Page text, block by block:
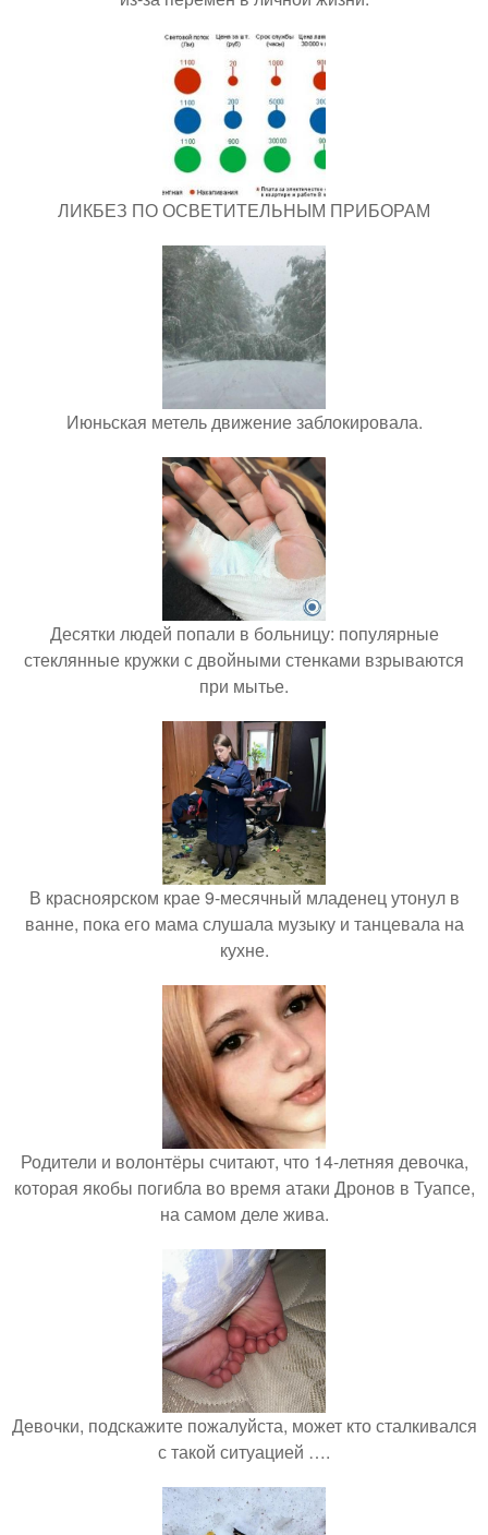
ЛИКБЕЗ ПО ОСВЕТИТЕЛЬНЫМ ПРИБОРАМ
Июньская метель движение заблокировала.
Десятки людей попали в больницу: популярные
стеклянные кружки с двойными стенками взрываются
при мытье.
В красноярском крае 9-месячный младенец утонул в
ванне, пока его мама слушала музыку и танцевала на
кухне.
Родители и волонтёры считают, что 14-летняя девочка,
которая якобы погибла во время атаки Дронов в Туапсе,
на самом деле жива.
Девочки, подскажите пожалуйста, может кто сталкивался
с такой ситуацией ….